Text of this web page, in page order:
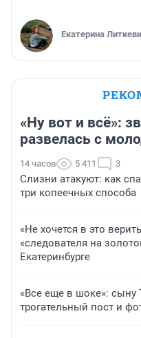
Екатерина
«Ну вот и всё»:
развелась с
14 часов 5 411 3
Слизни атакуют: как
три копеечных способа
«Не хочется в это
«следователя на
Екатеринбурге
«Все еще в шоке»: сыну
трогательный пост и